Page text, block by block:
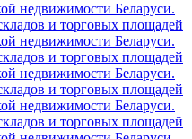
недвижимости Беларуси.
и торговых площадей
недвижимости Беларуси.
и торговых площадей
недвижимости Беларуси.
и торговых площадей
недвижимости Беларуси.
и торговых площадей